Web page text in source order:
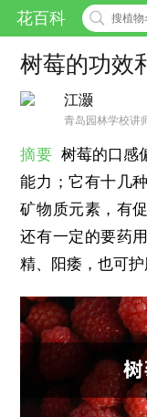
花百科
树莓的功效
江灏
青岛园林学校讲
摘要 树莓的口感
能力；它有十几
矿物质元素，有
还有一定的要药
精、阳痿，也可护